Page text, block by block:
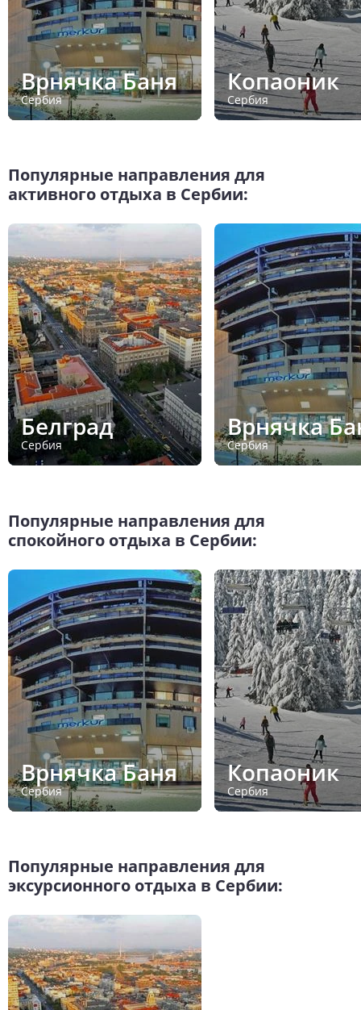
Врнячка Баня
Сербия
Копаоник
Сербия
Популярные направления для
активного отдыха в Сербии:
Белград
Сербия
Врнячка
Сербия
Популярные направления для
спокойного отдыха в Сербии:
Врнячка Баня
Сербия
Копаоник
Сербия
Популярные направления для
эксурсионного отдыха в Сербии: